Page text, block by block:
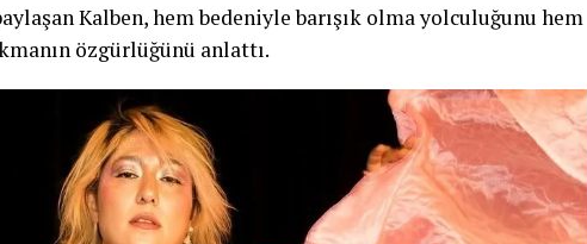
Kalben, hem bedeniyle barışık olma yolculuğunu hem
özgürlüğünü anlattı.